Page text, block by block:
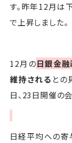
す。昨年12月は
で上昇しました。
12月の日銀金
維持される との
日、23日開催の
日経平均への寄